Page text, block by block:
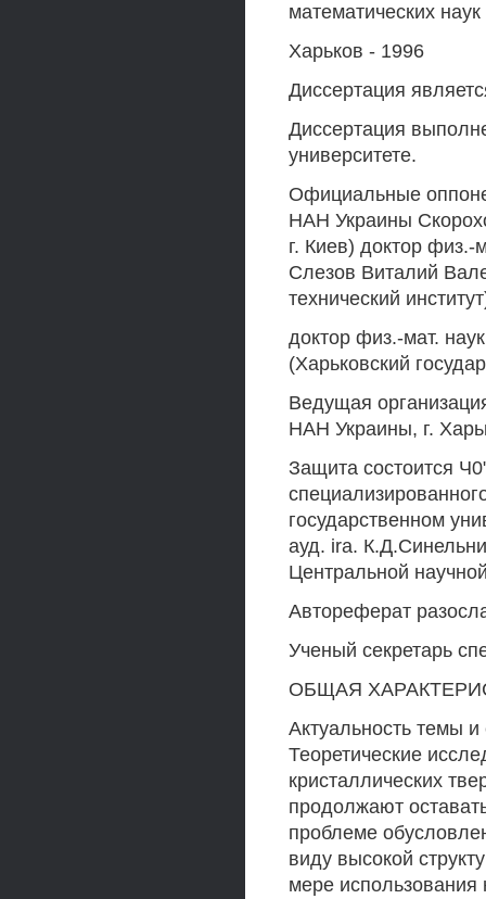
математических наук
Харьков - 1996
Диссертация
Диссертация
университете.
Официальные
HAH Украины
г. Киев) доктор
Слезов Виталий
технический
доктор физ.-мат.
(Харьковский
Ведущая
HAH Украины, г.
Защита состоится
государственном
ауд. ira.
Центральной
Автореферат
Ученый секретарь
ОБЩАЯ
Актуальность темы
Теоретические
кристаллических
продолжают
проблеме
виду высокой
мере использования